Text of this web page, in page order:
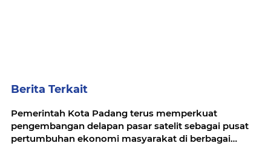
Berita Terkait
Pemerintah Kota Padang terus memperkuat
pengembangan delapan pasar satelit sebagai pusat
pertumbuhan ekonomi masyarakat di berbagai